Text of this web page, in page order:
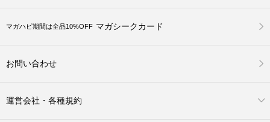
マガハピ期間は全品10%OFF マガシークカード
お問い合わせ
運営会社・各種規約